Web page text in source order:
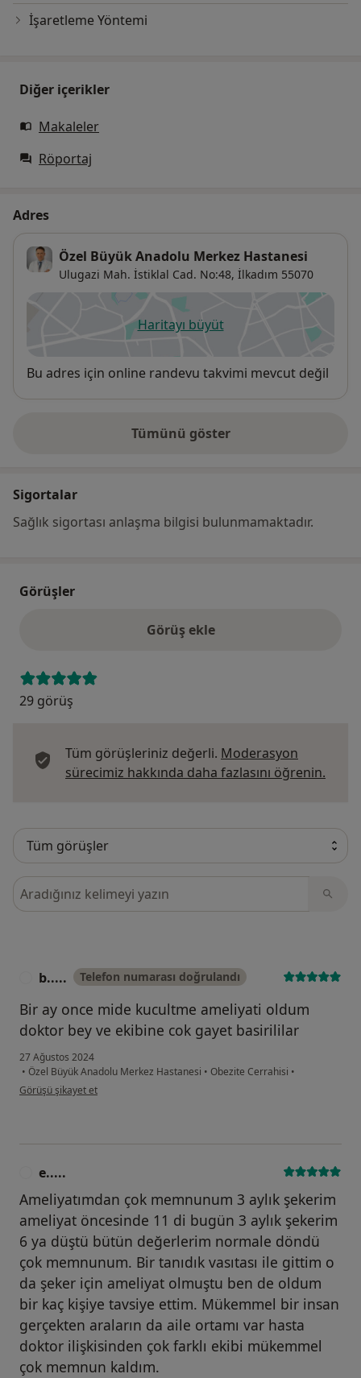
İşaretleme Yöntemi
Diğer içerikler
Makaleler
Röportaj
Adres
Özel Büyük Anadolu Merkez Hastanesi
Ulugazi Mah. İstiklal Cad. No:48, İlkadım 55070
Haritayı büyütyeni bir sekmede açılır
Uygunluk
Bu adres için online randevu takvimi mevcut değil
Tümünü göster
adres hakkında
Sigortalar
Sağlık sigortası anlaşma bilgisi bulunmamaktadır.
Görüşler
Görüş ekle
29 görüş
Tüm görüşleriniz değerli. Moderasyon
sürecimiz hakkında daha fazlasını öğrenin.
Görüşler içerisinde ara
b..... Telefon numarası doğrulandı
Bir ay once mide kucultme ameliyati oldum
doktor bey ve ekibine cok gayet basirililar
27 Ağustos 2024
• Özel Büyük Anadolu Merkez Hastanesi • Obezite Cerrahisi •
kullanıcının görüşüne göre b.....
Görüşü şikayet et
e.....
Ameliyatımdan çok memnunum 3 aylık şekerim
ameliyat öncesinde 11 di bugün 3 aylık şekerim
6 ya düştü bütün değerlerim normale döndü
çok memnunum. Bir tanıdık vasıtası ile gittim o
da şeker için ameliyat olmuştu ben de oldum
bir kaç kişiye tavsiye ettim. Mükemmel bir insan
gerçekten araların da aile ortamı var hasta
doktor ilişkisinden çok farklı ekibi mükemmel
çok memnun kaldım.